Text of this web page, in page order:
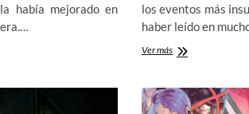
había mejorado en
los eventos más
haber leído en
Ver másAge
ha
terminado